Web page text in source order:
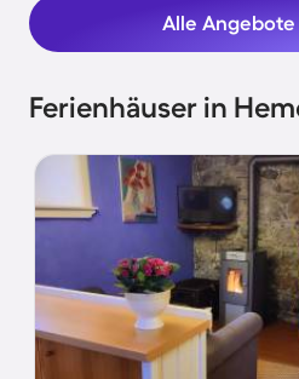
Alle Angebote
Ferienhäuser in